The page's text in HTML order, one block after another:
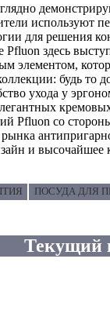
используют
для решения
здесь
элементом,
будь то
ухода у
Pfluon со
и высочайшее
ПОСУДА ДЛЯ
Текущий